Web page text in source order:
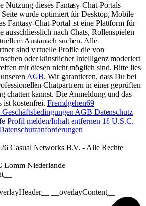
Nutzung dieses Fantasy-Chat-Portals
Seite wurde optimiert für Desktop, Mobile
Fantasy-Chat-Portal ist eine Plattform für
ausschliesslich nach Chats, Rollenspielen
Austausch suchen. Alle
sind virtuelle Profile die von
oder künstlicher Intelligenz moderiert
mit diesen nicht möglich sind. Bitte lies
AGB. Wir garantieren, dass Du bei
Chatpartnern in einer geprüften
chatten kannst. Die Anmeldung und das
ist kostenfrei. Fremdgehen69
AGB Datenschutz
Profil melden/Inhalt entfernen 18 U.S.C.
Casual Networks B.V. - Alle Rechte
Lomm Niederlande
__overlayContent__